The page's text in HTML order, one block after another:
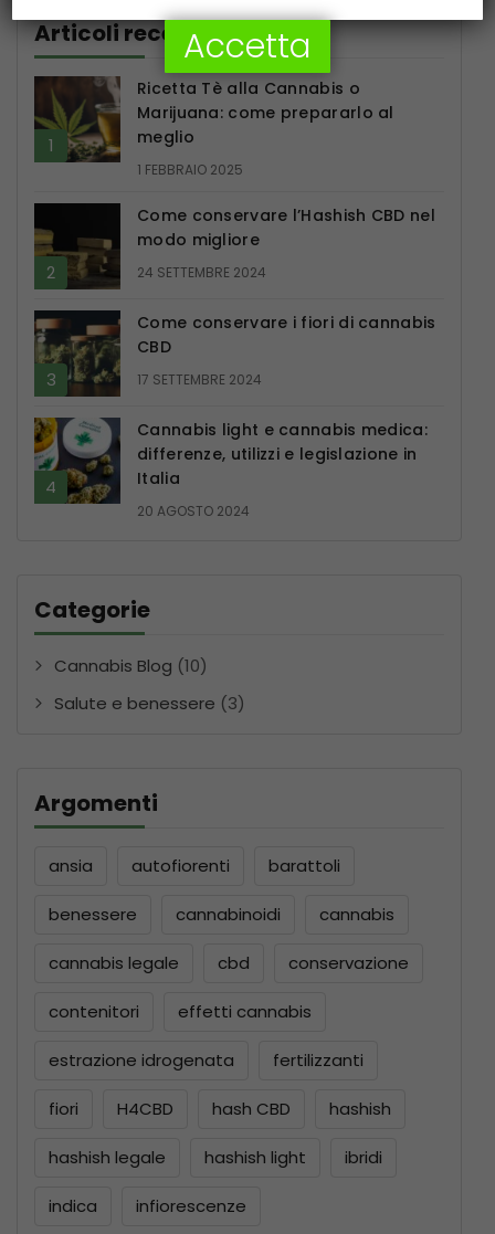
Articoli recenti
Ricetta Tè alla Cannabis o
Marijuana: come prepararlo al
meglio
1 FEBBRAIO 2025
Come conservare l’Hashish CBD nel
modo migliore
24 SETTEMBRE 2024
Come conservare i fiori di cannabis
CBD
17 SETTEMBRE 2024
Cannabis light e cannabis medica:
differenze, utilizzi e legislazione in
Italia
20 AGOSTO 2024
Categorie
Cannabis Blog (10)
Salute e benessere (3)
Argomenti
ansia autofiorenti barattoli
benessere cannabinoidi cannabis
cannabis legale cbd conservazione
contenitori effetti cannabis
estrazione idrogenata fertilizzanti
fiori H4CBD hash CBD hashish
hashish legale hashish light ibridi
indica infiorescenze
Accetta